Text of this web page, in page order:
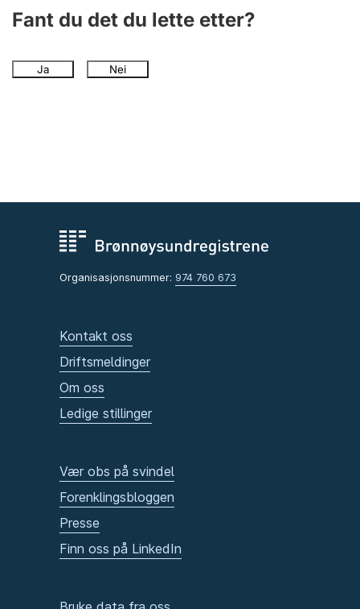
Fant du det du lette etter?
Ja Nei
Organisasjonsnummer: 974 760 673
Kontakt oss
Driftsmeldinger
Om oss
Ledige stillinger
Vær obs på svindel
Forenklingsbloggen
Presse
Finn oss på LinkedIn